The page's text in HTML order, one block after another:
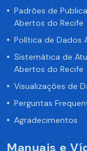
Padrões de
Abertos do Recife
Política de Dados
Sistemática de
Abertos do Recife
Visualizações de
Perguntas
Agradecimentos
Manuais e